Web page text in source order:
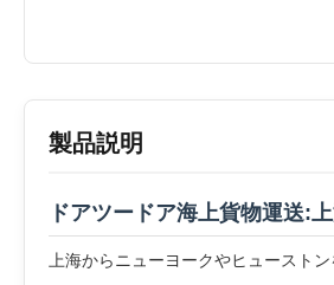
製品説明
ドアツードア海上貨物運送:
上海からニューヨークやヒュースト